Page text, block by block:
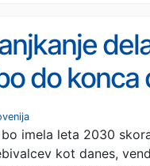
do konca
za
in
imela leta 2030
kot danes,